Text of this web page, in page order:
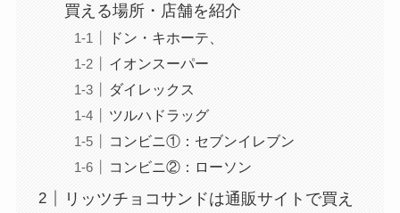
買える場所・店舗を紹介
ドン・キホーテ、
イオンスーパー
ダイレックス
ツルハドラッグ
コンビニ①：セブンイレブン
コンビニ②：ローソン
リッツチョコサンドは通販サイトで買え